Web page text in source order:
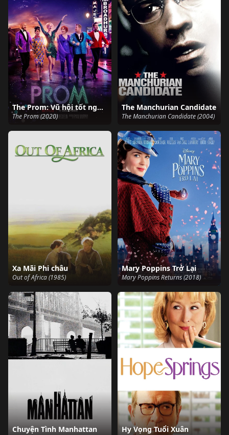
The Prom: Vũ hội tốt nghiệp
The Prom (2020)
The Manchurian Candidate
The Manchurian Candidate (2004)
Xa Mãi Phi châu
Out of Africa (1985)
Mary Poppins Trở Lại
Mary Poppins Returns (2018)
Chuyện Tình Manhattan Hy Vọng Tuổi Xuân